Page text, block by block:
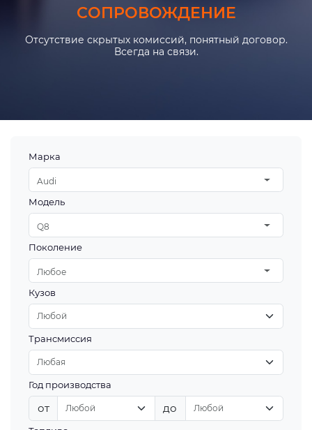
СОПРОВОЖДЕНИЕ
Отсутствие скрытых комиссий, понятный договор.
Всегда на связи.
Марка
Audi
Модель
Q8
Поколение
Любое
Кузов
Трансмиссия
Год производства
от до